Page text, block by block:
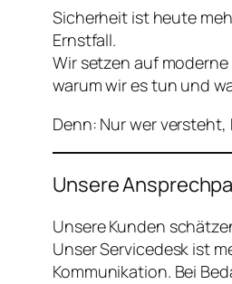
Sicherheit ist heute
Ernstfall.
Wir setzen auf
warum wir es tun und
Denn: Nur wer
Unsere
Unsere Kunden
Unser Servicedesk ist
Kommunikation. Bei